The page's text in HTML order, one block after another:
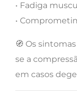
• Fadiga
•
🧭 Os
se a
em casos